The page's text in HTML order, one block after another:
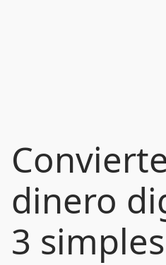
dinero
3